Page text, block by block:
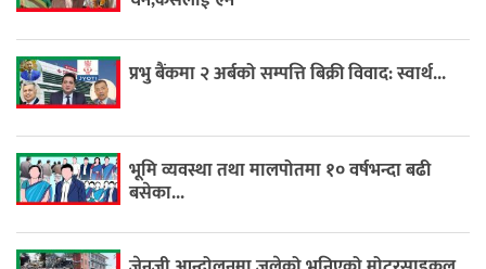
प्रभु बैंकमा २ अर्बको सम्पत्ति बिक्री विवाद: स्वार्थ...
भूमि व्यवस्था तथा मालपोतमा १० वर्षभन्दा बढी
बसेका...